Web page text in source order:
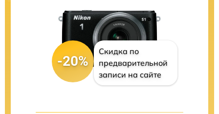
-20%
Скидка по
предварительной
записи на сайте